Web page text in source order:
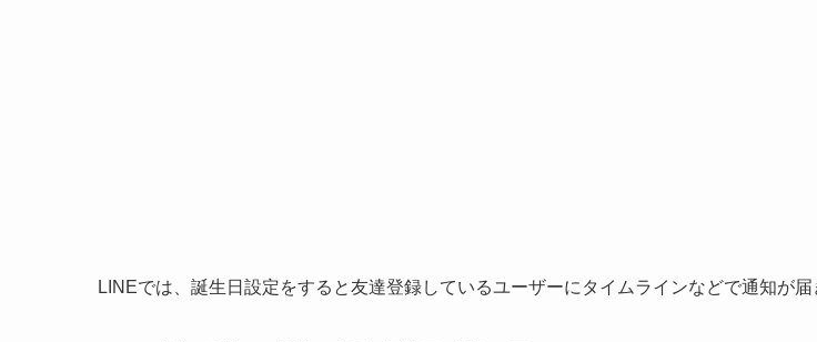
LINEでは、誕生日設定をすると友達登録しているユーザーにタイムラインなどで通知が届